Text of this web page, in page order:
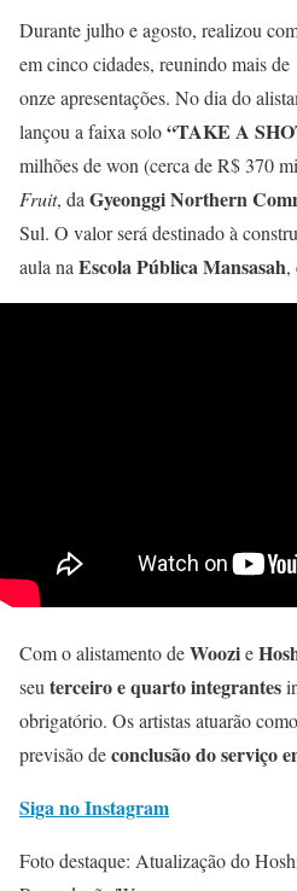
Durante julho e agosto, realizou
em cinco cidades, reunindo mais
onze apresentações. No dia do
lançou a faixa solo“TAKE A
milhões de won (cerca de R$ 370
Fruit, daGyeonggi Northern
Sul. O valor será destinado à
aula naEscola Pública Mansasah,
Com o alistamento deWoozie
seuterceiro e quarto integrantes
obrigatório. Os artistas atuarão como
previsão deconclusão do serviço
Siga no Instagram
Foto destaque: Atualização do